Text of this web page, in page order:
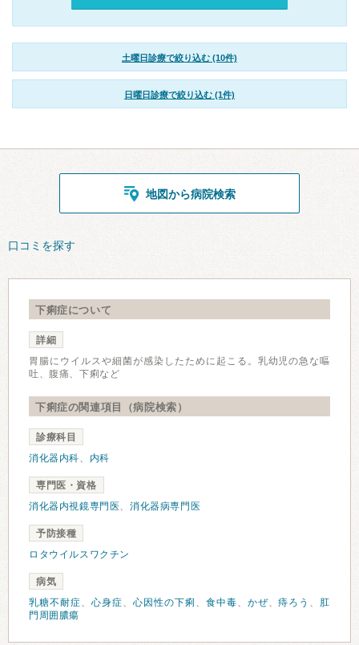
土曜日診療で絞り込む (10件)
日曜日診療で絞り込む (1件)
地図から病院検索
口コミを探す
下痢症について
詳細
胃腸にウイルスや細菌が感染したために起こる。乳幼児の急な嘔
吐、腹痛、下痢など
下痢症の関連項目（病院検索）
診療科目
消化器内科、 内科
専門医・資格
消化器内視鏡専門医、消化器病専門医
予防接種
ロタウイルスワクチン
病気
乳糖不耐症、 心身症、 心因性の下痢 、 食中毒、 かぜ、痔ろう 、 肛
門周囲膿瘍